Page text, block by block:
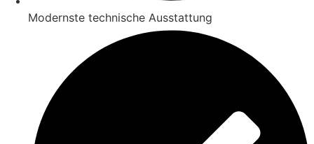
Modernste technische Ausstattung